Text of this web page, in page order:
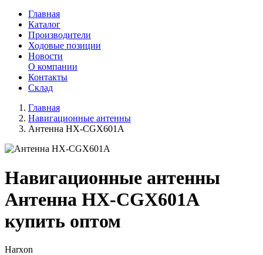
Главная
Каталог
Производители
Ходовые позиции
Новости
О компании
Контакты
Склад
Главная
Навигационные антенны
Антенна HX-CGX601A
Навигационные антенны
Антенна HX-CGX601A
купить оптом
Harxon